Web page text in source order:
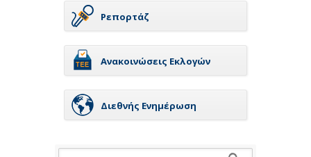
Ρεπορτάζ
Ανακοινώσεις Εκλογών
Διεθνής Ενημέρωση